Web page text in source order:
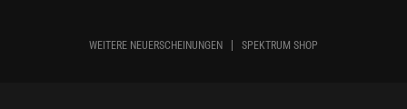
WEITERE NEUERSCHEINUNGEN SPEKTRUM SHOP